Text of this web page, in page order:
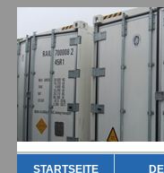
STARTSEITE DE